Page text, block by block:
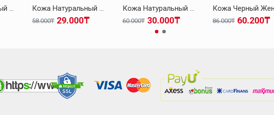
Кожа Натуральный Мех Черный Женская Высокой Подошве Ботинки 010KZA8498 Кожа Натуральный Мех Темно-бежевый Женская Высокой Подошве Ботинки 010KZA8498
29.000₸
58.000₸
Кожа Натуральный Мех Темно-бежевый Женская Высокой Подошве Ботинки 010KZA8653
30.000₸
60.000₸ 60.200₸
86.000₸